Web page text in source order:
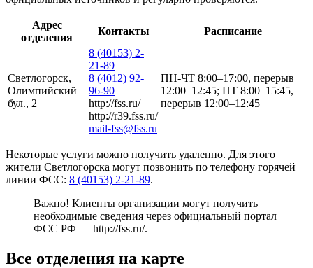
Адрес
отделения
Контакты Расписание
Светлогорск,
Олимпийский
бул., 2
8 (40153) 2-
21-89
8 (4012) 92-
96-90
http://fss.ru/
http://r39.fss.ru/
mail-fss@fss.ru
ПН-ЧТ 8:00–17:00, перерыв
12:00–12:45; ПТ 8:00–15:45,
перерыв 12:00–12:45
Некоторые услуги можно получить удаленно. Для этого
жители Светлогорска могут позвонить по телефону горячей
линии ФСС: 8 (40153) 2-21-89.
Важно! Клиенты организации могут получить
необходимые сведения через официальный портал
ФСС РФ — http://fss.ru/.
Все отделения на карте